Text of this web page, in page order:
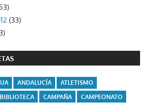
(33)
ANDALUCÍA
ATLETISMO
BIBLIOTECA CAMPAÑA
CAMPEONATO